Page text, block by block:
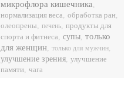
микрофлора кишечника,
нормализация веса, обработка ран,
олеопрены, печень, продукты для
спорта и фитнеса, супы, только
для женщин, только для мужчин,
улучшение зрения, улучшение
памяти, чага